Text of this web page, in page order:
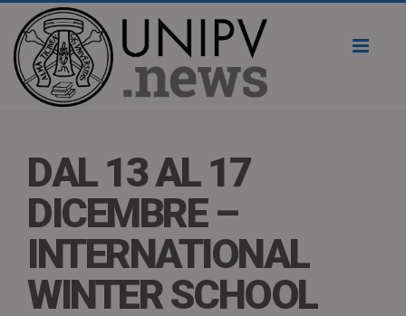
DAL 13 AL 17
DICEMBRE –
INTERNATIONAL
WINTER SCHOOL